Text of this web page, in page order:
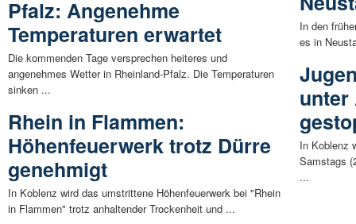
Pfalz: Angenehme
Temperaturen erwartet
Die kommenden Tage versprechen heiteres und
angenehmes Wetter in Rheinland-Pfalz. Die Temperaturen
sinken ...
Rhein in Flammen:
Höhenfeuerwerk trotz Dürre
genehmigt
In Koblenz wird das umstrittene Höhenfeuerwerk bei "Rhein
in Flammen" trotz anhaltender Trockenheit und ...
In den
es in
In Koblenz
Samstags
...